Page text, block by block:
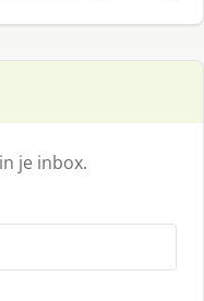
je inbox.